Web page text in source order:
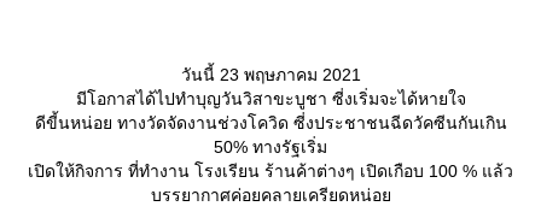
วันนี้ 23 พฤษภาคม 2021
มีโอกาสได้ไปทำบุญวันวิสาขะบูชา ซี่งเริ่มจะได้หายใจ
ดีขี้นหน่อย ทางวัดจัดงานช่วงโควิด ซี่งประชาชนฉีดวัคซีนกันเกิน
50% ทางรัฐเริ่ม
เปิดให้กิจการ ที่ทำงาน โรงเรียน ร้านค้าต่างๆ เปิดเกือบ 100 % แล้ว
บรรยากาศค่อยคลายเครียดหน่อ